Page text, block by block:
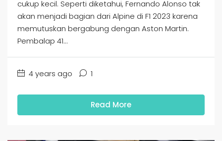
cukup kecil. Seperti diketahui, Fernando Alonso tak
akan menjadi bagian dari Alpine di F1 2023 karena
memutuskan bergabung dengan Aston Martin.
Pembalap 41...
4 years ago 1
Read More